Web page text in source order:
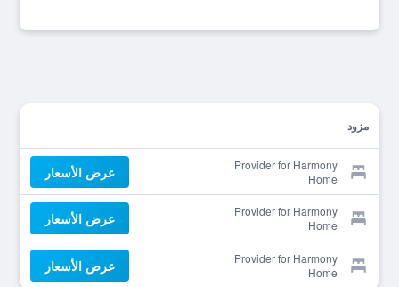
مزود
Provider for Harmony
Home
عرض الأسعار
Provider for Harmony
Home
عرض الأسعار
Provider for Harmony
Home
عرض الأسعار